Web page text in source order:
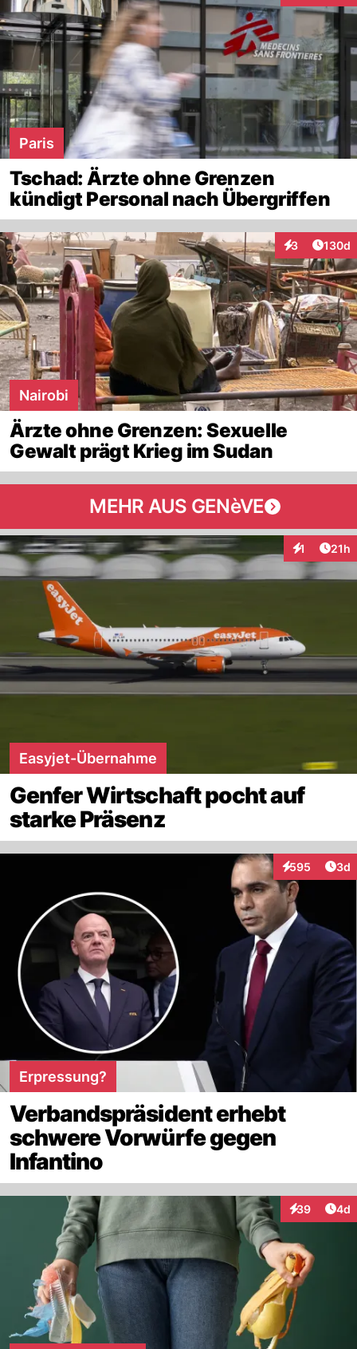
Paris
Tschad: Ärzte ohne Grenzen
kündigt Personal nach Übergriffen
3
Interaktionen
130d
Nairobi
Ärzte ohne Grenzen: Sexuelle
Gewalt prägt Krieg im Sudan
MEHR AUS GENèVE
1 21h
Easyjet-Übernahme
Genfer Wirtschaft pocht auf
starke Präsenz
595
Interaktionen
3d
Erpressung?
Verbandspräsident erhebt
schwere Vorwürfe gegen
Infantino
39
Interaktionen
4d